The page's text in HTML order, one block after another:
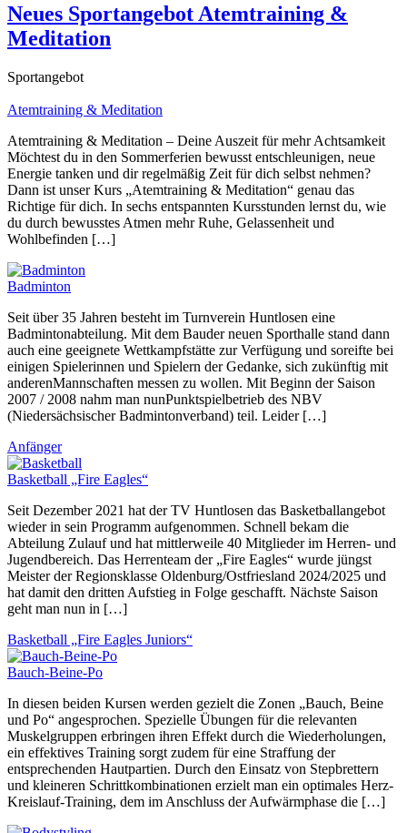
Neues Sportangebot Atemtraining &
Meditation
Sportangebot
Atemtraining & Meditation
Atemtraining & Meditation – Deine Auszeit für mehr Achtsamkeit
Möchtest du in den Sommerferien bewusst entschleunigen, neue
Energie tanken und dir regelmäßig Zeit für dich selbst nehmen?
Dann ist unser Kurs „Atemtraining & Meditation“ genau das
Richtige für dich. In sechs entspannten Kursstunden lernst du, wie
du durch bewusstes Atmen mehr Ruhe, Gelassenheit und
Wohlbefinden […]
Badminton
Seit über 35 Jahren besteht im Turnverein Huntlosen eine
Badmintonabteilung. Mit dem Bauder neuen Sporthalle stand dann
auch eine geeignete Wettkampfstätte zur Verfügung und soreifte bei
einigen Spielerinnen und Spielern der Gedanke, sich zukünftig mit
anderenMannschaften messen zu wollen. Mit Beginn der Saison
2007 / 2008 nahm man nunPunktspielbetrieb des NBV
(Niedersächsischer Badmintonverband) teil. Leider […]
Anfänger
Basketball „Fire Eagles“
Seit Dezember 2021 hat der TV Huntlosen das Basketballangebot
wieder in sein Programm aufgenommen. Schnell bekam die
Abteilung Zulauf und hat mittlerweile 40 Mitglieder im Herren- und
Jugendbereich. Das Herrenteam der „Fire Eagles“ wurde jüngst
Meister der Regionsklasse Oldenburg/Ostfriesland 2024/2025 und
hat damit den dritten Aufstieg in Folge geschafft. Nächste Saison
geht man nun in […]
Basketball „Fire Eagles Juniors“
Bauch-Beine-Po
In diesen beiden Kursen werden gezielt die Zonen „Bauch, Beine
und Po“ angesprochen. Spezielle Übungen für die relevanten
Muskelgruppen erbringen ihren Effekt durch die Wiederholungen,
ein effektives Training sorgt zudem für eine Straffung der
entsprechenden Hautpartien. Durch den Einsatz von Stepbrettern
und kleineren Schrittkombinationen erzielt man ein optimales Herz-
Kreislauf-Training, dem im Anschluss der Aufwärmphase die […]